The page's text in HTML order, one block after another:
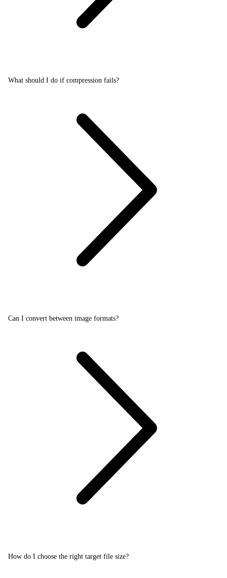
What should I do if compression fails?
Can I convert between image formats?
How do I choose the right target file size?